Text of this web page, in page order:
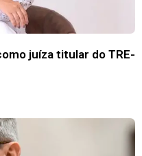
juíza titular do TRE-